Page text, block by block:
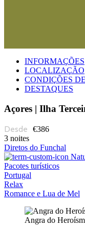
INFORMAÇÕES
LOCALIZAÇÃO
CONDIÇÕES
DESTAQUES
Açores | Ilha
€386
3 noites
Diretos do Funchal
Pacotes turísticos
Portugal
Relax
Romance e Lua de Mel
Angra do